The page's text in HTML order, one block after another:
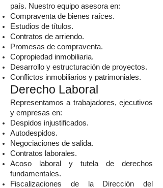
país. Nuestro equipo asesora en:
Compraventa de bienes raíces.
Estudios de títulos.
Contratos de arriendo.
Promesas de compraventa.
Copropiedad inmobiliaria.
Desarrollo y estructuración de proyectos.
Conflictos inmobiliarios y patrimoniales.
Derecho Laboral
Representamos a trabajadores, ejecutivos
y empresas en:
Despidos injustificados.
Autodespidos.
Negociaciones de salida.
Contratos laborales.
Acoso laboral y tutela de derechos
fundamentales.
Fiscalizaciones de la Dirección del